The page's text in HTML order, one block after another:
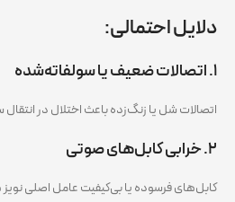
دلایل احتمالی:
۱. اتصالات ضعیف یا سولفاته‌شده
اتصالات شل یا زنگ‌زده باعث اختلال در
۲. خرابی کابل‌های صوتی
کابل‌های فرسوده یا بی‌کیفیت عامل اصلی